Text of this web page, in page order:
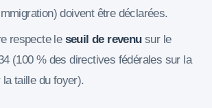
doivent être déclarées.
respecte le seuil de revenusur le
(100 % des directives fédérales sur la
taille du foyer).